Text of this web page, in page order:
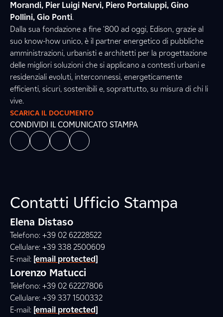
Morandi, Pier Luigi Nervi, Piero Portaluppi, Gino
Pollini, Gio Ponti.
Dalla sua fondazione a fine ‘800 ad oggi, Edison, grazie al
suo know-how unico, è il partner energetico di pubbliche
amministrazioni, urbanisti e architetti per la progettazione
delle migliori soluzioni che si applicano a contesti urbani e
residenziali evoluti, interconnessi, energeticamente
efficienti, sicuri, sostenibili e, soprattutto, su misura di chi li
vive.
SCARICA IL DOCUMENTO
CONDIVIDI IL COMUNICATO STAMPA
Contatti Ufficio Stampa
Elena Distaso
Telefono: +39 02 62228522
Cellulare: +39 338 2500609
E-mail: [email protected]
Lorenzo Matucci
Telefono: +39 02 62227806
Cellulare: +39 337 1500332
E-mail: [email protected]